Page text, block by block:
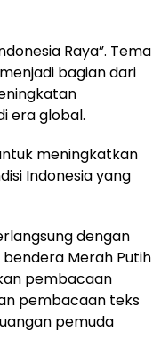
Raya”. Tema
bagian dari
era global.
meningkatkan
Indonesia yang
dengan
Merah Putih
pembacaan
pembacaan teks
pemuda